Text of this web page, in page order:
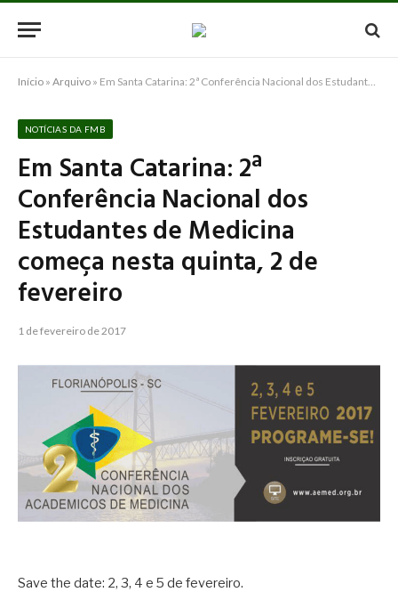
Início » Arquivo » Em Santa Catarina: 2ª Conferência Nacional dos Estudantes de Medicina começa nesta quinta, 2 de fevereiro
NOTÍCIAS DA FMB
Em Santa Catarina: 2ª
Conferência Nacional dos
Estudantes de Medicina
começa nesta quinta, 2 de
fevereiro
1 de fevereiro de 2017
Save the date: 2, 3, 4 e 5 de fevereiro.